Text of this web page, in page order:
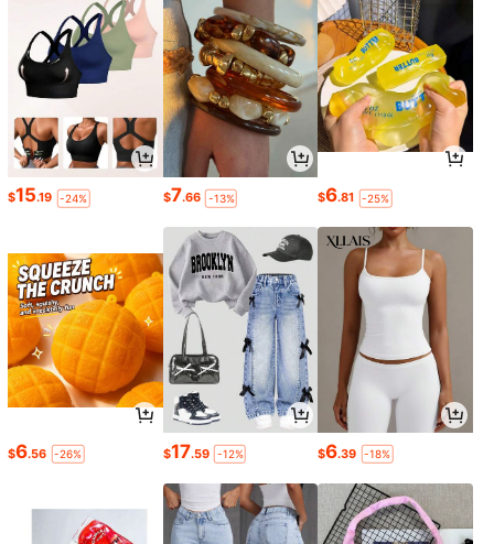
$15.19 -24% $7.66 -13% $6.81 -25%
$6.56 -26% $17.59 -12% $6.39 -18%